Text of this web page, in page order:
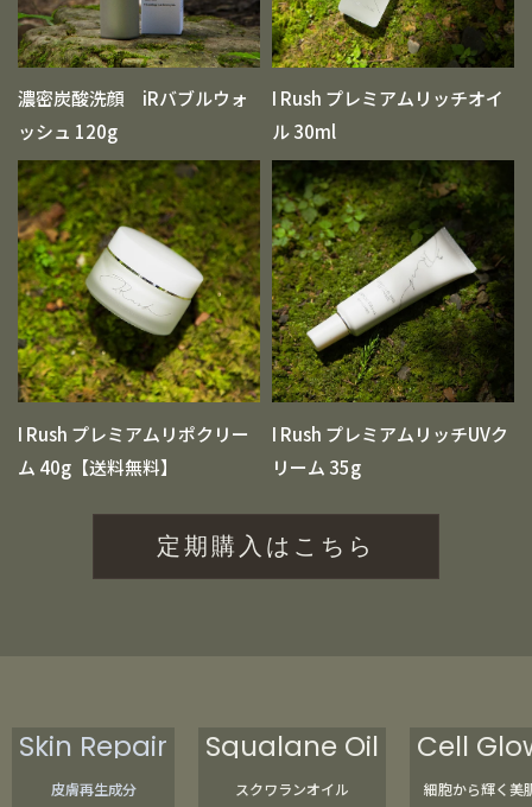
濃密炭酸洗顔 iRバブルウォ
ッシュ 120g
I Rush プレミアムリッチオイ
ル 30ml
I Rush プレミアムリポクリー
ム 40g【送料無料】
I Rush プレミアムリッチUVク
リーム 35g
定期購入はこちら
Skin Repair
皮膚再生成分
Squalane Oil
スクワランオイル
Cell
細胞から輝く美